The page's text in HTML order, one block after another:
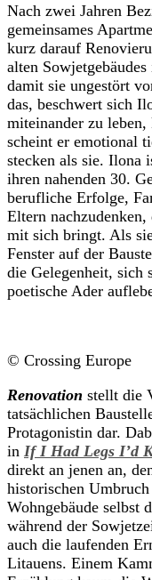
Nach zwei Jahren
gemeinsames
kurz darauf
alten
damit sie ungestört
das, beschwert sich
miteinander zu
scheint er emotional
stecken als sie. Ilona
ihren nahenden 30.
berufliche Erfolge,
Eltern nachzudenken,
mit sich bringt. Als
Fenster auf der
die Gelegenheit, sich
poetische Ader
© Crossing Europe
Renovation stellt die
tatsächlichen
Protagonistin dar.
in If I Had Legs I’d
direkt an jenen an,
historischen
Wohngebäude selbst
während der
auch die laufenden
Litauens. Einem